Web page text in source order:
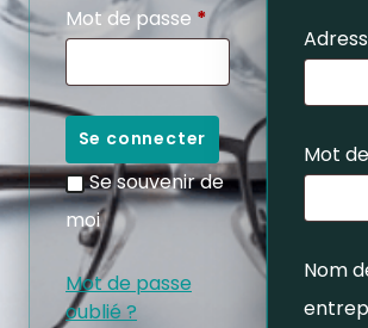
Mot de passe *
Se connecter
Se souvenir de
moi
Mot de passe
oublié ?
Mot
Nom